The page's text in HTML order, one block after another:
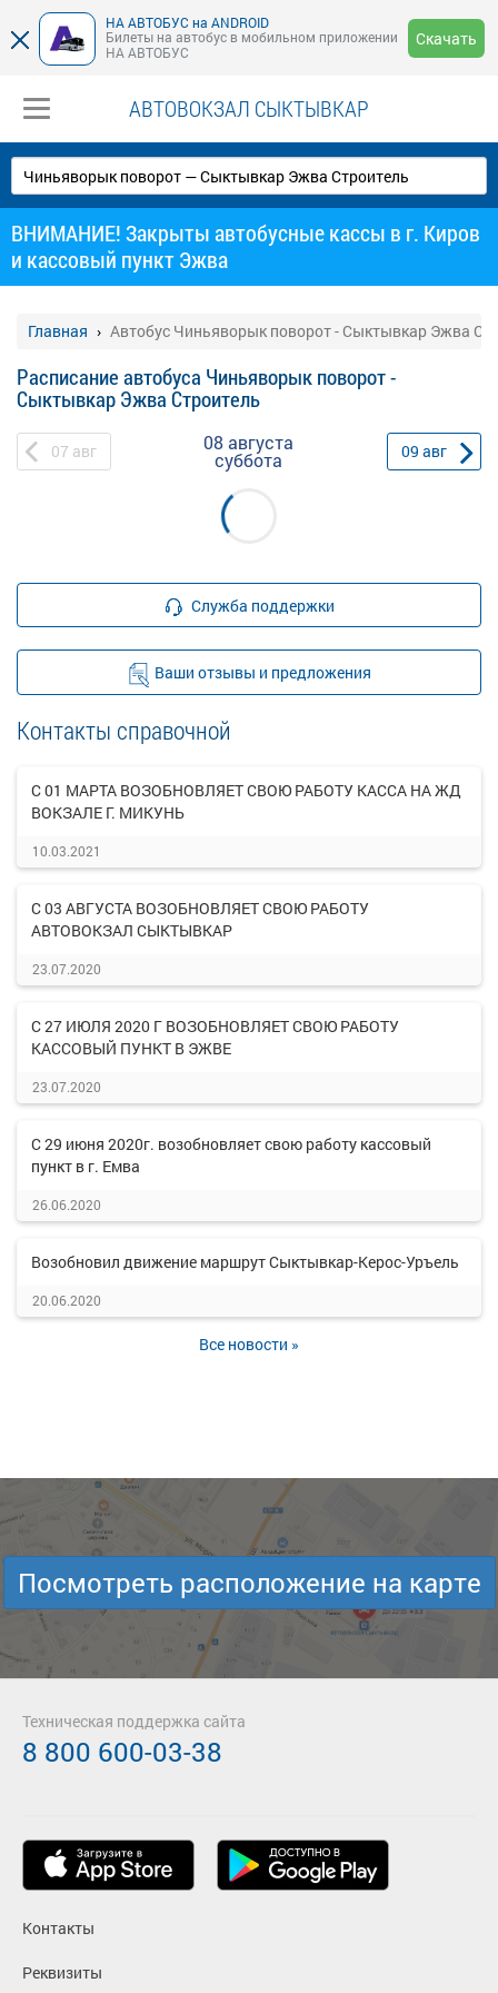
НА АВТОБУС на ANDROID
Билеты на автобус в мобильном приложении
НА АВТОБУС
Скачать
АВТОВОКЗАЛ СЫКТЫВКАР
ВНИМАНИЕ! Закрыты автобусные кассы в г. Киров
и кассовый пункт Эжва
Главная Автобус Чиньяворык поворот - Сыктывкар Эжва
Расписание автобуса Чиньяворык поворот -
Сыктывкар Эжва Строитель
07 авг 08 августа
суббота 09 авг
Служба поддержки
Ваши отзывы и предложения
Контакты справочной
С 01 МАРТА ВОЗОБНОВЛЯЕТ СВОЮ РАБОТУ КАССА НА ЖД
ВОКЗАЛЕ Г. МИКУНЬ
10.03.2021
С 03 АВГУСТА ВОЗОБНОВЛЯЕТ СВОЮ РАБОТУ
АВТОВОКЗАЛ СЫКТЫВКАР
23.07.2020
С 27 ИЮЛЯ 2020 Г ВОЗОБНОВЛЯЕТ СВОЮ РАБОТУ
КАССОВЫЙ ПУНКТ В ЭЖВЕ
23.07.2020
С 29 июня 2020г. возобновляет свою работу кассовый
пункт в г. Емва
26.06.2020
Возобновил движение маршрут Сыктывкар-Керос-Уръель
20.06.2020
Все новости »
Посмотреть расположение на карте
Контакты
Реквизиты
Техническая поддержка сайта
8 800 600-03-38